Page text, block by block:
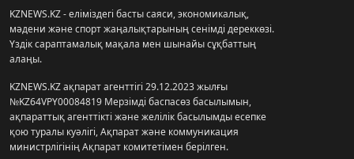
KZNEWS.KZ - еліміздегі басты саяси, экономикалық,
мәдени және спорт жаңалықтарының сенімді дереккөзі.
Үздік сараптамалық мақала мен шынайы сұқбаттың
алаңы.
KZNEWS.KZ ақпарат агенттігі 29.12.2023 жылғы
№KZ64VPY00084819 Мерзімді баспасөз басылымын,
ақпараттық агенттікті және желілік басылымды есепке
қою туралы куәлігі, Ақпарат және коммуникация
министрлігінің Ақпарат комитетімен берілген.